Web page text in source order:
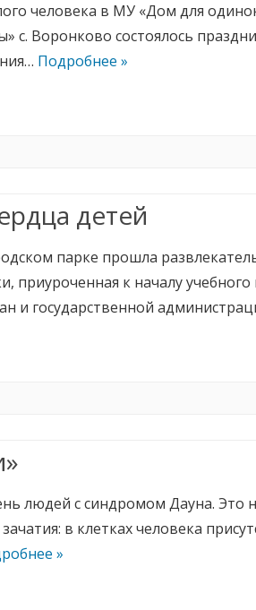
человека в МУ «Дом для
с. Воронково состоялось
Подробнее »
детей
парке прошла
приуроченная к началу учебного
и государственной
людей с синдромом Дауна. Это
в клетках человека
»